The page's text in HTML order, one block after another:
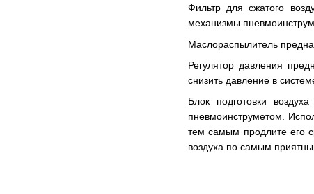
Фильтр для сжатого
механизмы
Маслораспылитель
Регулятор давления
снизить давление в
Блок подготовки
пневмоинструметом.
тем самым продлите его
воздуха по самым